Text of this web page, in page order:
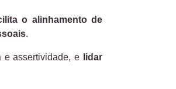
o alinhamento de
.
e assertividade, e
lidar